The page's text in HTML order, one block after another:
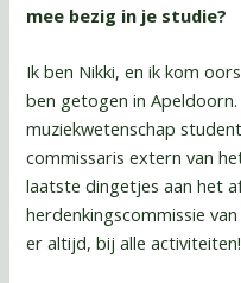
mee bezig in je studie?
Ik ben Nikki, en ik kom
ben getogen in
muziekwetenschap
commissaris extern van
laatste dingetjes aan het
herdenkingscommissie
er altijd, bij alle activiteiten!